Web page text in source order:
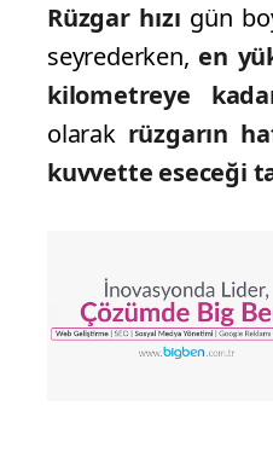
Rüzgar hızı gün
seyrederken, en
kilometreye
olarak rüzgarın
kuvvette eseceği